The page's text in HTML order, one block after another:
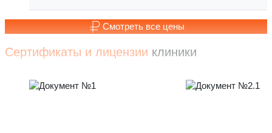
Смотреть все цены
Сертификаты и лицензии клиники